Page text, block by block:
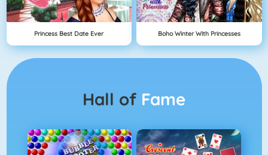
Princess Best Date Ever Boho Winter With Princesses
Hall of Fame